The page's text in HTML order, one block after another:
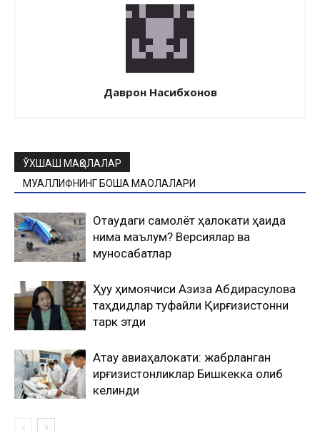
Даврон Насибхонов
ЎХШАШ МАҚОЛАЛАР
МУАЛЛИФНИНГ БОШҚА МАҚОЛАЛАРИ
Оқтаудаги самолёт ҳалокати ҳақида
нима маълум? Версиялар ва
муносабатлар
Ҳуқуқ ҳимоячиси Азиза Абдирасулова
таҳдидлар туфайли Қирғизистонни
тарк этди
Ақтау авиаҳалокати: жабрланган
қирғизистонликлар Бишкекка олиб
келинди